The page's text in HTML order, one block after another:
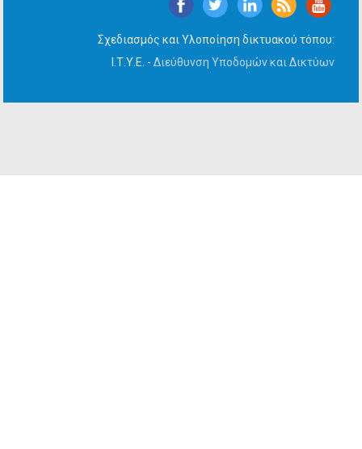
Σχεδιασμός και Υλοποίηση δικτυακού τόπου:
Ι.Τ.Υ.Ε. - Διεύθυνση Υποδομών και Δικτύων